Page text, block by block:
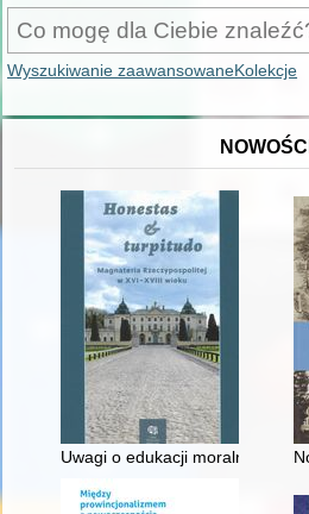
Wyszukiwanie zaawansowaneKolekcje
NOWOŚCI
Uwagi o edukacji moralnej